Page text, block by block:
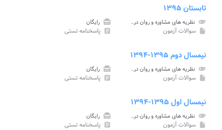
تابستان ۱۳۹۵
attachment نظریه های مشاوره و روان درمانی ۱ پیام نور card_giftcard رایگان
insert_drive_file سوالات آزمون assignment پاسخنامه تستی
نیمسال دوم ۱۳۹۵-۱۳۹۴
attachment نظریه های مشاوره و روان درمانی ۱ پیام نور card_giftcard رایگان
insert_drive_file سوالات آزمون assignment پاسخنامه تستی
نیمسال اول ۱۳۹۵-۱۳۹۴
attachment نظریه های مشاوره و روان درمانی ۱ پیام نور card_giftcard رایگان
insert_drive_file سوالات آزمون assignment پاسخنامه تستی